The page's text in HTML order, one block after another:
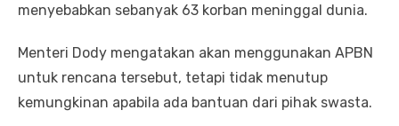
menyebabkan sebanyak 63 korban meninggal dunia.
Menteri Dody mengatakan akan menggunakan APBN
untuk rencana tersebut, tetapi tidak menutup
kemungkinan apabila ada bantuan dari pihak swasta.